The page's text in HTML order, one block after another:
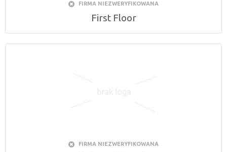
FIRMA NIEZWERYFIKOWANA
First Floor
FIRMA NIEZWERYFIKOWANA